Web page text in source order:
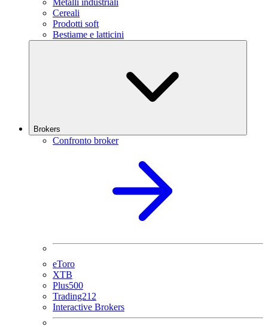
Metalli industriali
Cereali
Prodotti soft
Bestiame e latticini
Brokers
Confronto broker
eToro
XTB
Plus500
Trading212
Interactive Brokers